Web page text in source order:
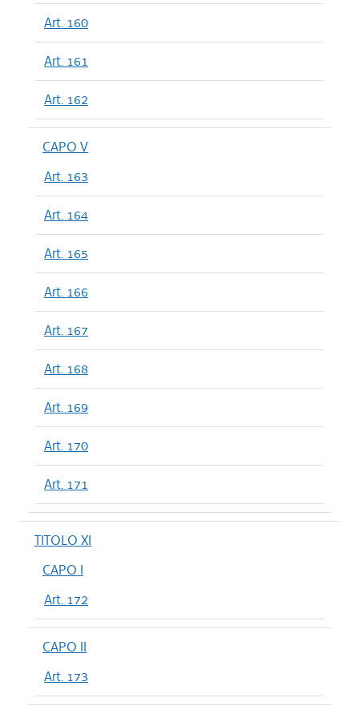
Art. 160
Art. 161
Art. 162
CAPO V
Art. 163
Art. 164
Art. 165
Art. 166
Art. 167
Art. 168
Art. 169
Art. 170
Art. 171
TITOLO XI
CAPO I
Art. 172
CAPO II
Art. 173